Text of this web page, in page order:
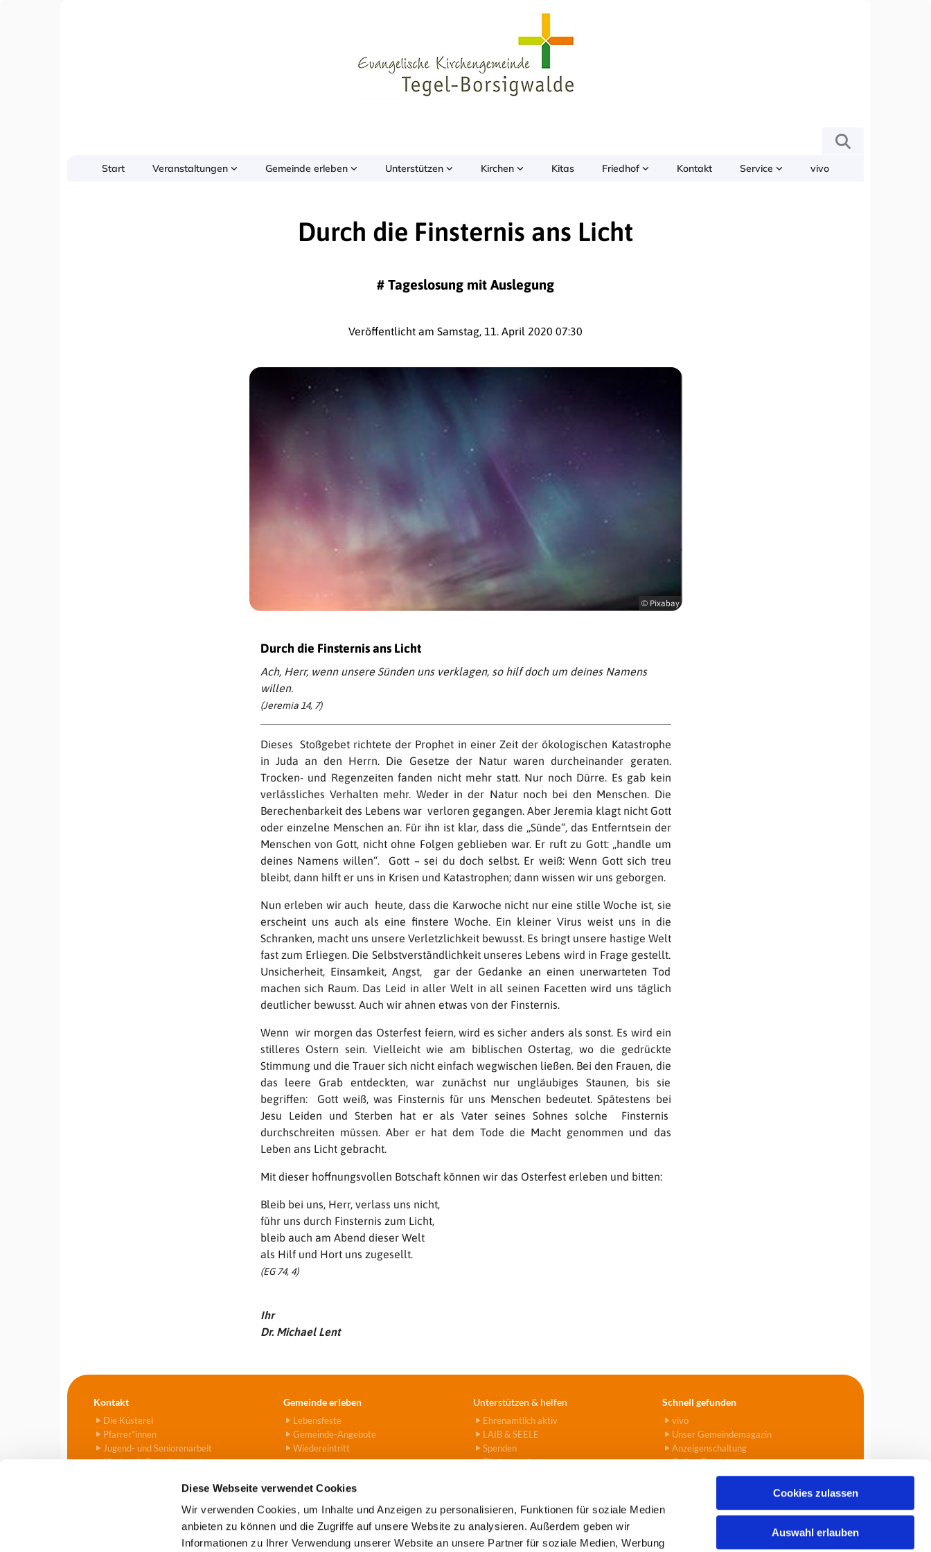
Diese Webseite verwendet Cookies
Wir verwenden Cookies, um Inhalte und Anzeigen zu personalisieren, Funktionen für soziale Medien
anbieten zu können und die Zugriffe auf unsere Website zu analysieren. Außerdem geben wir
Informationen zu Ihrer Verwendung unserer Website an unsere Partner für soziale Medien, Werbung
Cookies zulassen
Auswahl erlauben
Start Veranstaltungen Gemeinde erleben Unterstützen Kirchen Kitas Friedhof Kontakt Service vivo
Durch die Finsternis ans Licht
# Tageslosung mit Auslegung
Veröffentlicht am Samstag, 11. April 2020 07:30
© Pixabay
Durch die Finsternis ans Licht
Ach, Herr, wenn unsere Sünden uns verklagen, so hilf doch um deines Namens
willen.
(Jeremia 14, 7)
Dieses Stoßgebet richtete der Prophet in einer Zeit der ökologischen Katastrophe
in Juda an den Herrn. Die Gesetze der Natur waren durcheinander geraten.
Trocken- und Regenzeiten fanden nicht mehr statt. Nur noch Dürre. Es gab kein
verlässliches Verhalten mehr. Weder in der Natur noch bei den Menschen. Die
Berechenbarkeit des Lebens war verloren gegangen. Aber Jeremia klagt nicht Gott
oder einzelne Menschen an. Für ihn ist klar, dass die „Sünde“, das Entferntsein der
Menschen von Gott, nicht ohne Folgen geblieben war. Er ruft zu Gott: „handle um
deines Namens willen“. Gott – sei du doch selbst. Er weiß: Wenn Gott sich treu
bleibt, dann hilft er uns in Krisen und Katastrophen; dann wissen wir uns geborgen.
Nun erleben wir auch heute, dass die Karwoche nicht nur eine stille Woche ist, sie
erscheint uns auch als eine finstere Woche. Ein kleiner Virus weist uns in die
Schranken, macht uns unsere Verletzlichkeit bewusst. Es bringt unsere hastige Welt
fast zum Erliegen. Die Selbstverständlichkeit unseres Lebens wird in Frage gestellt.
Unsicherheit, Einsamkeit, Angst, gar der Gedanke an einen unerwarteten Tod
machen sich Raum. Das Leid in aller Welt in all seinen Facetten wird uns täglich
deutlicher bewusst. Auch wir ahnen etwas von der Finsternis.
Wenn wir morgen das Osterfest feiern, wird es sicher anders als sonst. Es wird ein
stilleres Ostern sein. Vielleicht wie am biblischen Ostertag, wo die gedrückte
Stimmung und die Trauer sich nicht einfach wegwischen ließen. Bei den Frauen, die
das leere Grab entdeckten, war zunächst nur ungläubiges Staunen, bis sie
begriffen: Gott weiß, was Finsternis für uns Menschen bedeutet. Spätestens bei
Jesu Leiden und Sterben hat er als Vater seines Sohnes solche Finsternis
durchschreiten müssen. Aber er hat dem Tode die Macht genommen und das
Leben ans Licht gebracht.
Mit dieser hoffnungsvollen Botschaft können wir das Osterfest erleben und bitten:
Bleib bei uns, Herr, verlass uns nicht,
führ uns durch Finsternis zum Licht,
bleib auch am Abend dieser Welt
als Hilf und Hort uns zugesellt.
(EG 74, 4)
Ihr
Dr. Michael Lent
Kontakt
Die Küsterei
Pfarrer*innen
Jugend- und Seniorenarbeit
Kirchen & Gemeindezentren
Gemeinde erleben
Lebensfeste
Gemeinde-Angebote
Wiedereintritt
Unterstützen & helfen
Ehrenamtlich aktiv
LAIB & SEELE
Spenden
Fördervereine
Schnell gefunden
vivo
Unser Gemeindemagazin
Anzeigenschaltung
Online-Formulare
Evangelische Kirchengemeinde Tegel-Borsigwalde · Alt-Tegel 39 · 13507 Berlin(030) 43779903info@tegel-borsigwalde.de